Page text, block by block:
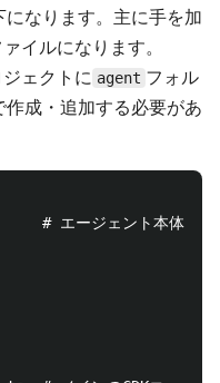
なります。主に手を加
イルになります。
ェクトに agent フォル
成・追加する必要があ
ージェント本体（